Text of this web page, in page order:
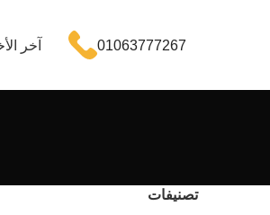
01063777267 آخر
تصنيفات